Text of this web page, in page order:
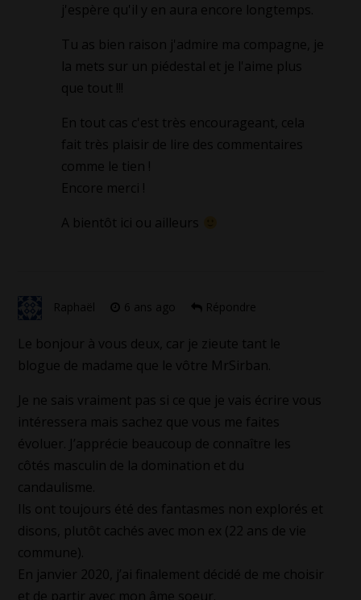
j'espère qu'il y en aura encore longtemps.
Tu as bien raison j'admire ma compagne, je
la mets sur un piédestal et je l'aime plus
que tout !!!
En tout cas c'est très encourageant, cela
fait très plaisir de lire des commentaires
comme le tien !
Encore merci !
A bientôt ici ou ailleurs
Raphaël 6 ans ago Répondre
Le bonjour à vous deux, car je zieute tant le
blogue de madame que le vôtre MrSirban.
Je ne sais vraiment pas si ce que je vais écrire vous
intéressera mais sachez que vous me faites
évoluer. J’apprécie beaucoup de connaître les
côtés masculin de la domination et du
candaulisme.
Ils ont toujours été des fantasmes non explorés et
disons, plutôt cachés avec mon ex (22 ans de vie
commune).
En janvier 2020, j’ai finalement décidé de me choisir
et de partir avec mon âme soeur.